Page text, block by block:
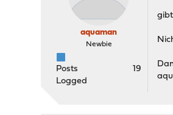
aquaman
Newbie
Posts
19
Logged